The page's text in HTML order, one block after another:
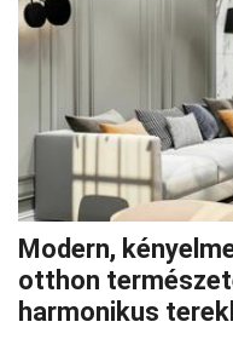
Modern,
otthon
harmonikus